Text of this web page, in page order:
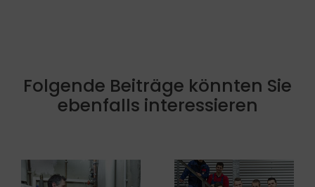
Folgende Beiträge könnten Sie
ebenfalls interessieren